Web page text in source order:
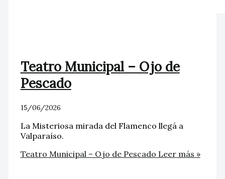
Teatro Municipal – Ojo de
Pescado
15/06/2026
La Misteriosa mirada del Flamenco llegá a
Valparaíso.
Teatro Municipal – Ojo de Pescado Leer más »